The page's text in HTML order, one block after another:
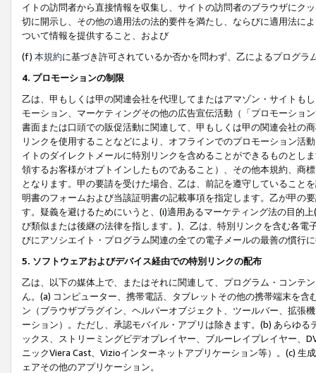
イトの訪問者から直接情報を収集し、サイトの訪問者のブラウザにク
切に開示し、その他の適用法の法的要件を満たし、ならびに適用法に
ついて情報を提供すること、および
(f) 本規約に基づき許可されているか否かを問わず、乙によるプログ
4. プロモーションの制限
乙は、甲もしくは甲の関連会社を代理してまたはアマゾン・サイトも
モーション、マーケティングその他の広告宣伝活動（「プロモーショ
書面または口頭での販促活動に関連して、甲もしくは甲の関連会社の
リンクを使用することなどにより、オフラインでのプロモーション活
イトのダイレクトメールに特別リンクを含めることができるものとし
領するお客様がオプトインしたものであること）、その他本規約、商
となります。甲の要請を受けた場合、乙は、前記を遵守していること
明書のフォームおよび当該証明書の記載事項を指定します。乙が甲の
す。疑義を避けるためにいうと、(i)適用あるマーケティング法の目的
び類似または後継の法律を指します。)、乙は、特別リンクを含む各
びにアソシエイト・プログラム関連の全ての電子メールの最善の慣行
5. ソフトウェアおよびデバイス経由での特別リンクの配布
乙は、以下の媒体上で、またはそれに関連して、プログラム・コンテ
ん。(a) コンピューター、携帯電話、タブレットその他の携帯端末を
ン（ブラウザプラグイン、ヘルパーオブジェクト、ツールバー、拡張
ーション）。ただし、承認モバイル・アプリは除きます。(b) あらゆ
ックス、ストリーミングビデオプレイヤー、ブルーレイプレイヤー、
ニックViera Cast、Vizioインターネットアプリケーション等）。(c)
ェアその他のアプリケーション。